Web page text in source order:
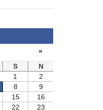
»
S
N
1
2
8
9
15
16
22
23